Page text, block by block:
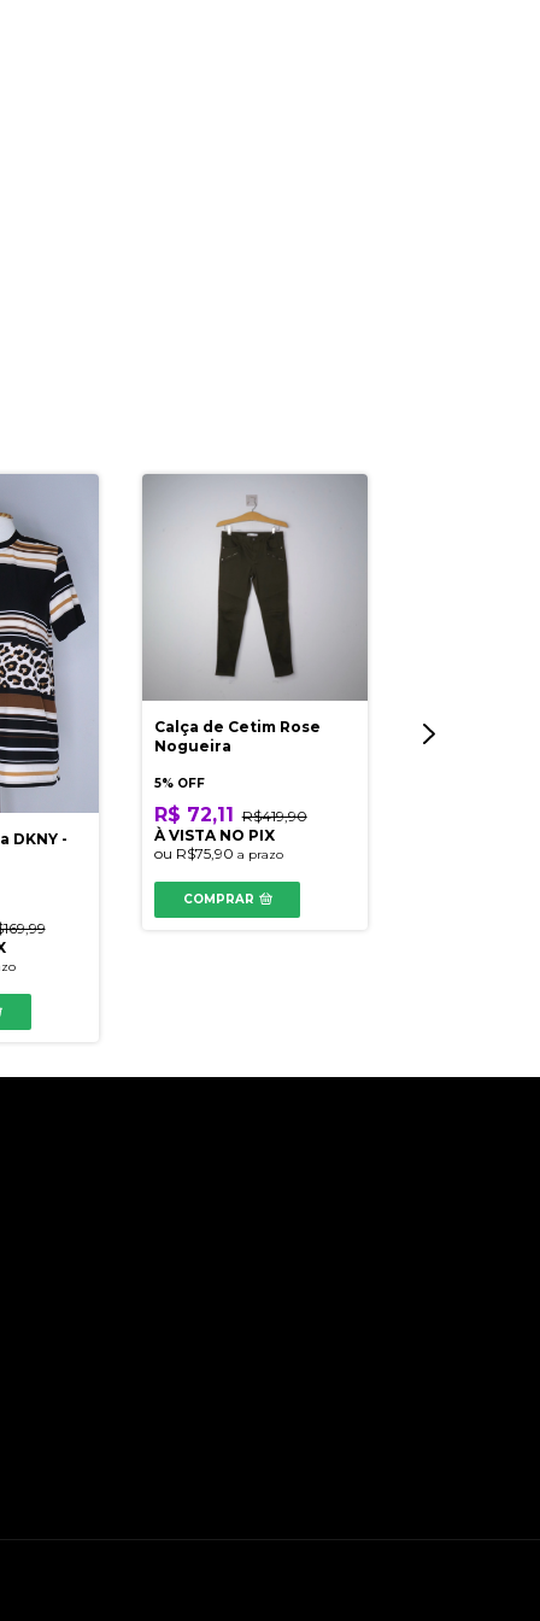
DKNY -
Calça de Cetim Rose
Nogueira
5% OFF
R$ 72,11 R$419,90
À VISTA NO PIX
ou R$75,90 a prazo
COMPRAR
Cropped